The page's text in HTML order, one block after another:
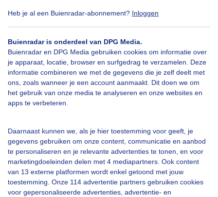
Heb je al een Buienradar-abonnement? Inloggen
Buienradar is onderdeel van DPG Media.
Buienradar en DPG Media gebruiken cookies om informatie over
je apparaat, locatie, browser en surfgedrag te verzamelen. Deze
informatie combineren we met de gegevens die je zelf deelt met
ons, zoals wanneer je een account aanmaakt. Dit doen we om
het gebruik van onze media te analyseren en onze websites en
apps te verbeteren.
Daarnaast kunnen we, als je hier toestemming voor geeft, je
gegevens gebruiken om onze content, communicatie en aanbod
te personaliseren en je relevante advertenties te tonen, en voor
marketingdoeleinden delen met 4 mediapartners. Ook content
van 13 externe platformen wordt enkel getoond met jouw
toestemming. Onze 114 advertentie partners gebruiken cookies
voor gepersonaliseerde advertenties, advertentie- en
yht
Lente Zomer